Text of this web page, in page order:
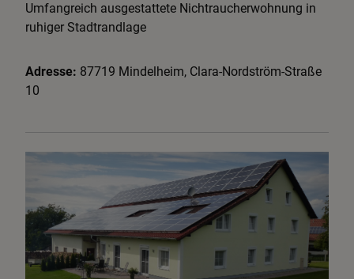
Umfangreich ausgestattete Nichtraucherwohnung in
ruhiger Stadtrandlage
Adresse: 87719 Mindelheim, Clara-Nordström-Straße
10